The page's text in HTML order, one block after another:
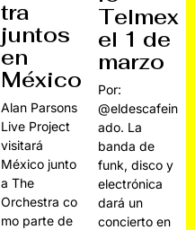
tra
juntos
en
México
Alan Parsons
Live Project
visitará
México junto
a The
Orchestra co
mo parte de
Telmex
el 1 de
marzo
Por:
@eldescafein
ado. La
banda de
funk, disco y
electrónica
dará un
concierto en